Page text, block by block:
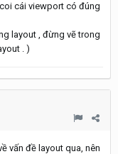
cái viewport có đúng
layout , đừng vẽ trong
. )
vấn đề layout qua, nên